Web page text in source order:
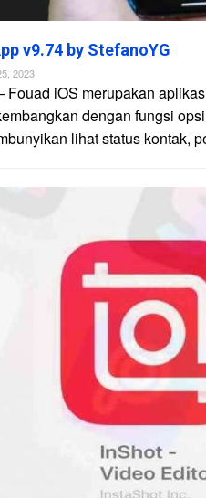
v9.74 by StefanoYG
2023
Fouad iOS merupakan
dengan fungsi
lihat status kontak,